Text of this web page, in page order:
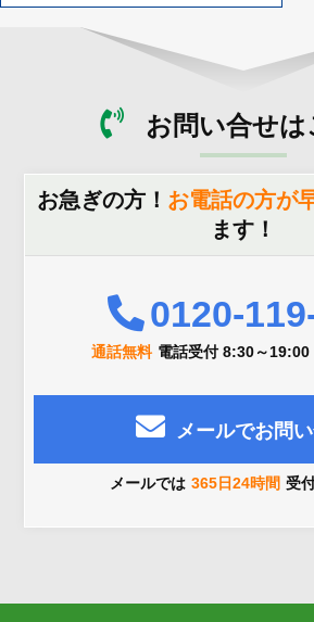
お問い合せは
お急ぎの方！ お電話の方が
ます！
0120-
通話無料 電話受付 8:30～19:00
メールでお問
メールでは 365日24時間 受